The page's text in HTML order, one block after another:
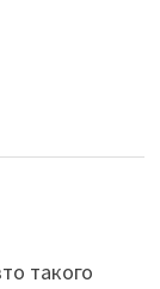
такого